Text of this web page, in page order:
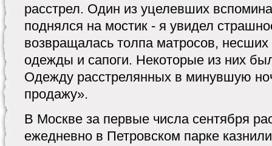
расстрел. Один из уцелевших
поднялся на мостик - я увидел
возвращалась толпа матросов,
одежды и сапоги. Некоторые из них
Одежду расстрелянных в минувшую
продажу».
В Москве за первые числа сентября
ежедневно в Петровском парке